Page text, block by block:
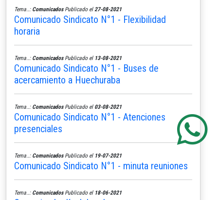
Tema..: ComunicadosPublicado el 27-08-2021
Comunicado Sindicato N°1 - Flexibilidad
horaria
Tema..: ComunicadosPublicado el 13-08-2021
Comunicado Sindicato N°1 - Buses de
acercamiento a Huechuraba
Tema..: ComunicadosPublicado el 03-08-2021
Comunicado Sindicato N°1 - Atenciones
presenciales
Tema..: ComunicadosPublicado el 19-07-2021
Comunicado Sindicato N°1 - minuta reuniones
Tema..: ComunicadosPublicado el 18-06-2021